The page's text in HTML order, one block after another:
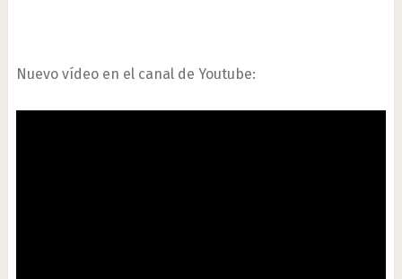
Nuevo vídeo en el canal de Youtube: